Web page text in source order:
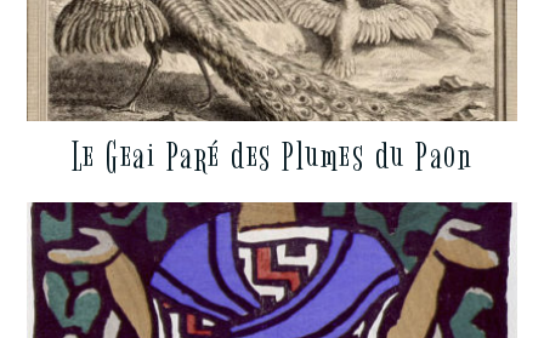
Le Geai Paré des Plumes du Paon